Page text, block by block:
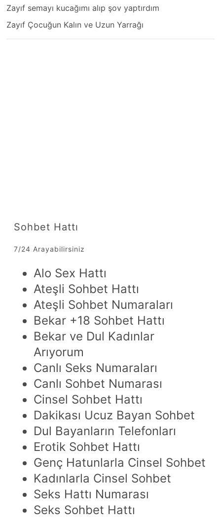
Zayıf semayı kucağımı alıp şov yaptırdım
Zayıf Çocuğun Kalın ve Uzun Yarrağı
Sohbet Hattı
7/24 Arayabilirsiniz
Alo Sex Hattı
Ateşli Sohbet Hattı
Ateşli Sohbet Numaraları
Bekar +18 Sohbet Hattı
Bekar ve Dul Kadınlar
Arıyorum
Canlı Seks Numaraları
Canlı Sohbet Numarası
Cinsel Sohbet Hattı
Dakikası Ucuz Bayan Sohbet
Dul Bayanların Telefonları
Erotik Sohbet Hattı
Genç Hatunlarla Cinsel Sohbet
Kadınlarla Cinsel Sohbet
Seks Hattı Numarası
Seks Sohbet Hattı